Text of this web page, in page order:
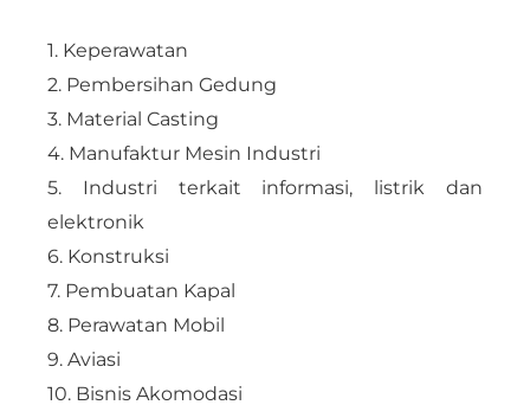
1. Keperawatan
2. Pembersihan Gedung
3. Material Casting
4. Manufaktur Mesin Industri
5. Industri terkait informasi, listrik dan
elektronik
6. Konstruksi
7. Pembuatan Kapal
8. Perawatan Mobil
9. Aviasi
10. Bisnis Akomodasi